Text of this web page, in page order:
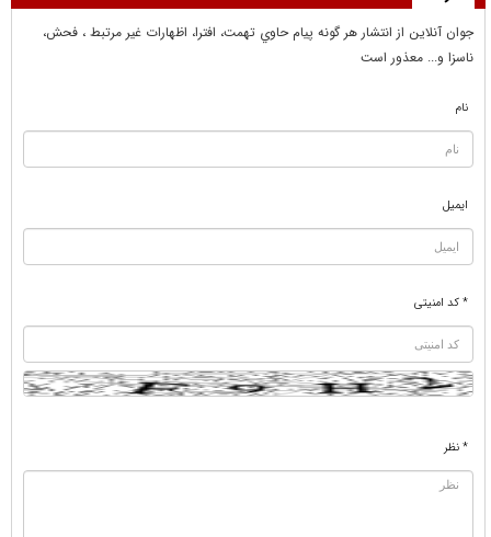
جوان آنلاين از انتشار هر گونه پيام حاوي تهمت، افترا، اظهارات غير مرتبط ، فحش،
ناسزا و... معذور است
نام
ایمیل
* کد امنیتی
* نظر